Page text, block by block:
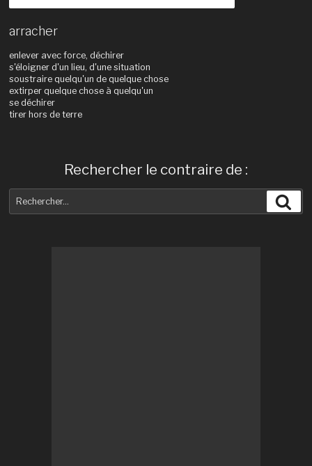
arracher
enlever avec force, déchirer
s'éloigner d'un lieu, d'une situation
soustraire quelqu'un de quelque chose
extirper quelque chose à quelqu'un
se déchirer
tirer hors de terre
Rechercher le contraire de :
pour